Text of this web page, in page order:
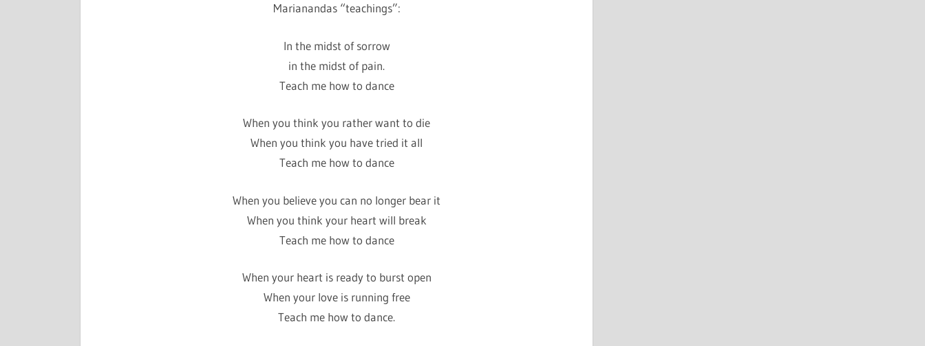
Marianandas “teachings”:
In the midst of sorrow
in the midst of pain.
Teach me how to dance
When you think you rather want to die
When you think you have tried it all
Teach me how to dance
When you believe you can no longer bear it
When you think your heart will break
Teach me how to dance
When your heart is ready to burst open
When your love is running free
Teach me how to dance.